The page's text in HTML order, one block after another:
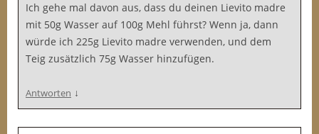
Ich gehe mal davon aus, dass du deinen Lievito madre
mit 50g Wasser auf 100g Mehl führst? Wenn ja, dann
würde ich 225g Lievito madre verwenden, und dem
Teig zusätzlich 75g Wasser hinzufügen.
Antworten ↓